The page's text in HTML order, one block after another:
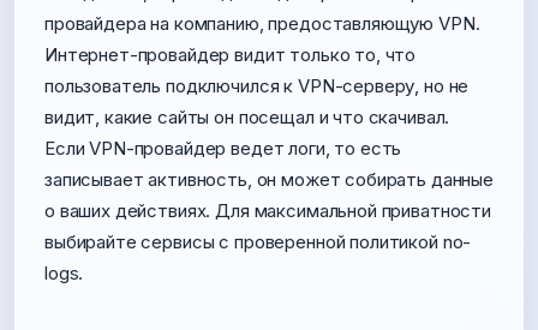
провайдера на компанию, предоставляющую VPN.
Интернет-провайдер видит только то, что
пользователь подключился к VPN-серверу, но не
видит, какие сайты он посещал и что скачивал.
Если VPN-провайдер ведет логи, то есть
записывает активность, он может собирать данные
о ваших действиях. Для максимальной приватности
выбирайте сервисы с проверенной политикой no-
logs.